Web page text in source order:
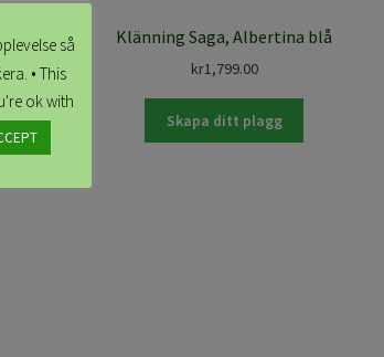
Klänning Saga, Albertina blå
kr1,799.00
Skapa ditt plagg
så
• This
ok with